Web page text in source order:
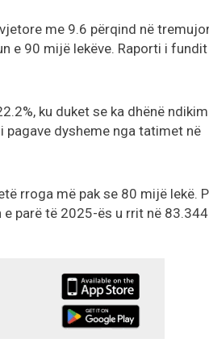
me 9.6 përqind në
e 90 mijë lekëve. Raporti i fundit
ku duket se ka dhënë ndikim
pagave dysheme nga tatimet në
rroga më pak se 80 mijë lekë.
parë të 2025-ës u rrit në 83.344